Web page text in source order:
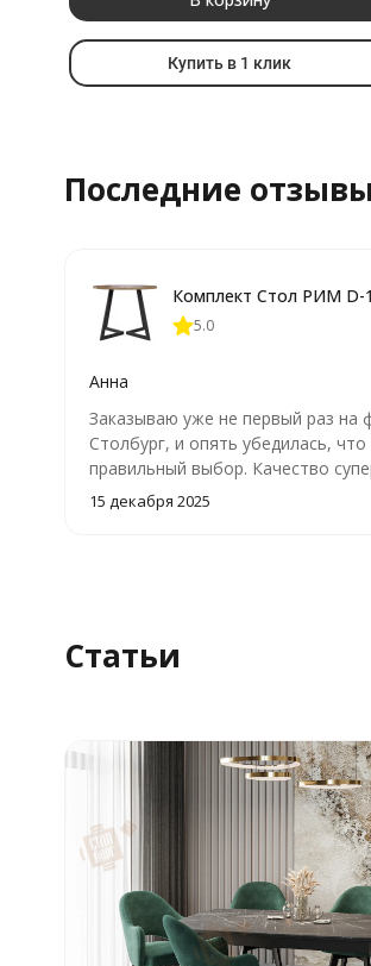
Купить в 1 клик
Последние отзывы
5.0
Анна
Заказываю уже не первый раз на
Столбург, и опять убедилась, что
правильный выбор. Качество
идеальна, привезли все вовремя,
15 декабря 2025
Статьи